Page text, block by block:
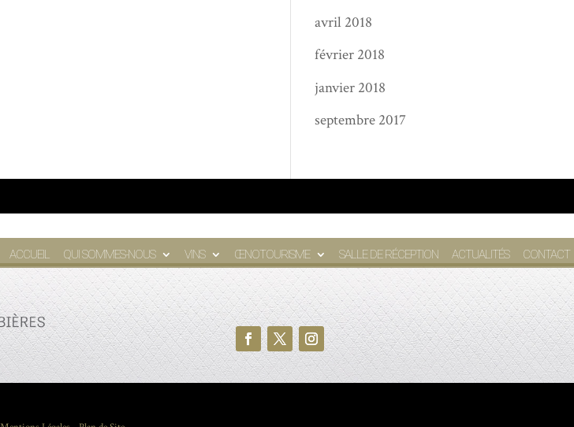
avril 2018
février 2018
janvier 2018
septembre 2017
ACCUEIL QUI SOMMES-NOUS VINS ŒNOTOURISME SALLE DE RÉCEPTION ACTUALITÉS CONTACT